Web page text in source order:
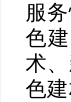
服
色
术
色